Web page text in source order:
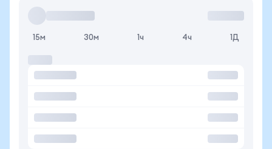
15м 30м 1ч 4ч 1Д